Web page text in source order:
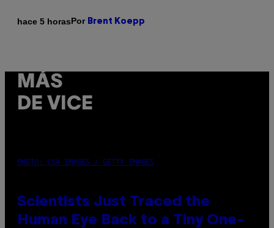
hace 5 horasPor Brent Koepp
MÁS
DE VICE
PHOTO: CSA IMAGES / GETTY IMAGES
Scientists Just Traced the
Human Eye Back to a Tiny One-